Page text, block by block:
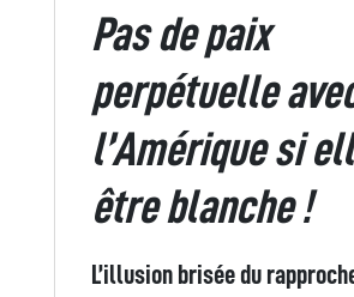
Enchaîné
Août
1927
Pas de paix
perpétuelle
l’Amérique si
être blanche !
L’illusion brisée du